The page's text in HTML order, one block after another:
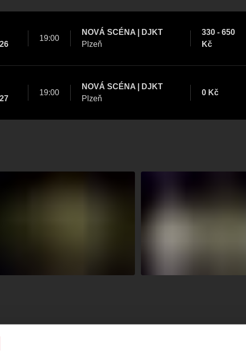
19:00
NOVÁ SCÉNA | DJKT
Plzeň
330 - 650
Kč
19:00
NOVÁ SCÉNA | DJKT
Plzeň
0 Kč